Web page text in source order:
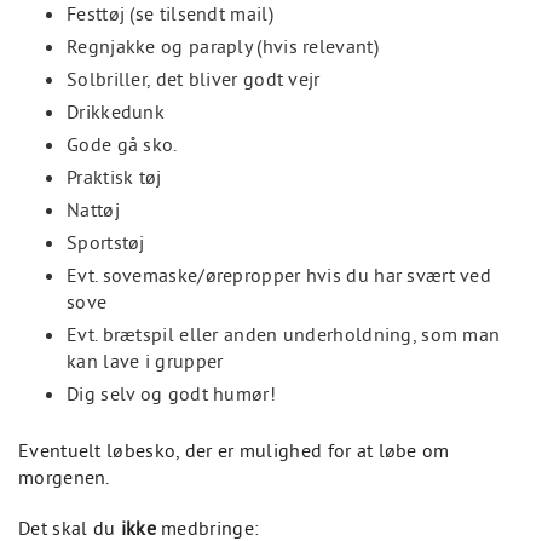
Festtøj (se tilsendt mail)
Regnjakke og paraply (hvis relevant)
Solbriller, det bliver godt vejr
Drikkedunk
Gode gå sko.
Praktisk tøj
Nattøj
Sportstøj
Evt. sovemaske/ørepropper hvis du har svært ved
sove
Evt. brætspil eller anden underholdning, som man
kan lave i grupper
Dig selv og godt humør!
Eventuelt løbesko, der er mulighed for at løbe om
morgenen.
Det skal du ikke medbringe: